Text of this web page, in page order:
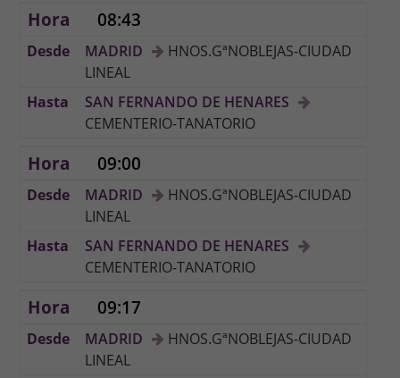
08:43
MADRID
HNOS.GªNOBLEJAS-CIUDAD
LINEAL
SAN FERNANDO DE HENARES
CEMENTERIO-TANATORIO
09:00
MADRID
HNOS.GªNOBLEJAS-CIUDAD
LINEAL
SAN FERNANDO DE HENARES
CEMENTERIO-TANATORIO
09:17
MADRID
HNOS.GªNOBLEJAS-CIUDAD
LINEAL